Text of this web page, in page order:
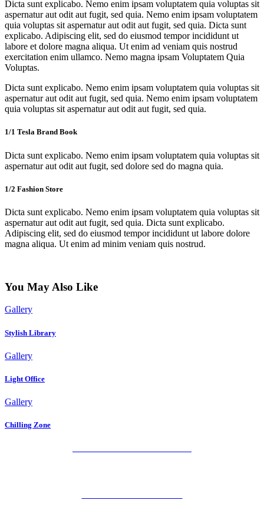
Dicta sunt explicabo. Nemo enim ipsam voluptatem quia voluptas sit
aspernatur aut odit aut fugit, sed quia. Nemo enim ipsam voluptatem
quia voluptas sit aspernatur aut odit aut fugit, sed quia. Dicta sunt
explicabo. Adipiscing elit, sed do eiusmod tempor incididunt ut
labore et dolore magna aliqua. Ut enim ad veniam quis nostrud
exercitation enim ullamco. Nemo magna ipsam Voluptatem Quia
Voluptas.
Dicta sunt explicabo. Nemo enim ipsam voluptatem quia voluptas sit
aspernatur aut odit aut fugit, sed quia. Nemo enim ipsam voluptatem
quia voluptas sit aspernatur aut odit aut fugit, sed quia.
1/1 Tesla Brand Book
Dicta sunt explicabo. Nemo enim ipsam voluptatem quia voluptas sit
aspernatur aut odit aut fugit, sed dolore sed do magna quia.
1/2 Fashion Store
Dicta sunt explicabo. Nemo enim ipsam voluptatem quia voluptas sit
aspernatur aut odit aut fugit, sed quia. Dicta sunt explicabo.
Adipiscing elit, sed do eiusmod tempor incididunt ut labore dolore
magna aliqua. Ut enim ad minim veniam quis nostrud.
You May Also Like
Gallery
Stylish Library
Gallery
Light Office
Gallery
Chilling Zone